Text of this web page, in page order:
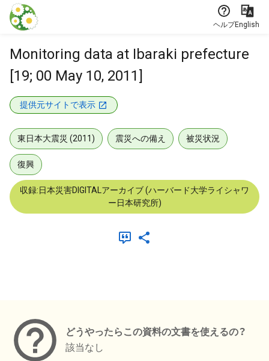
本文に飛ぶ
ヘルプEnglish
Monitoring data at Ibaraki prefecture
[19; 00 May 10, 2011]
提供元サイトで表示
東日本大震災 (2011) 震災への備え 被災状況
復興
収録:日本災害DIGITALアーカイブ (ハーバード大学ライシャワ
ー日本研究所)
どうやったらこの資料の文書を使えるの？
該当なし